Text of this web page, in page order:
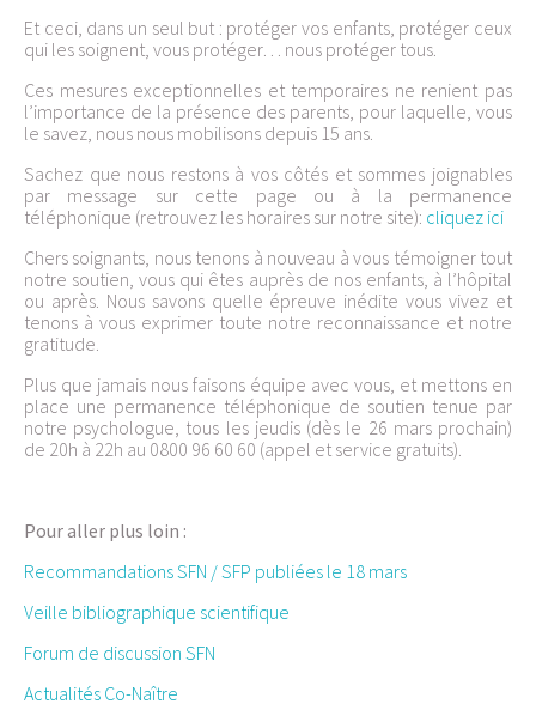
Et ceci, dans un seul but : protéger vos enfants, protéger ceux
qui les soignent, vous protéger… nous protéger tous.
Ces mesures exceptionnelles et temporaires ne renient pas
l’importance de la présence des parents, pour laquelle, vous
le savez, nous nous mobilisons depuis 15 ans.
Sachez que nous restons à vos côtés et sommes joignables
par message sur cette page ou à la permanence
téléphonique (retrouvez les horaires sur notre site): cliquez ici
Chers soignants, nous tenons à nouveau à vous témoigner tout
notre soutien, vous qui êtes auprès de nos enfants, à l’hôpital
ou après. Nous savons quelle épreuve inédite vous vivez et
tenons à vous exprimer toute notre reconnaissance et notre
gratitude.
Plus que jamais nous faisons équipe avec vous, et mettons en
place une permanence téléphonique de soutien tenue par
notre psychologue, tous les jeudis (dès le 26 mars prochain)
de 20h à 22h au 0800 96 60 60 (appel et service gratuits).
Pour aller plus loin :
Recommandations SFN / SFP publiées le 18 mars
Veille bibliographique scientifique
Forum de discussion SFN
Actualités Co-Naître